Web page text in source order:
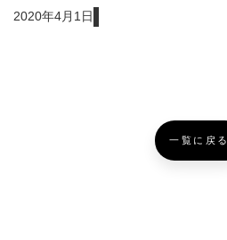
2020年4月1日
一覧に戻る